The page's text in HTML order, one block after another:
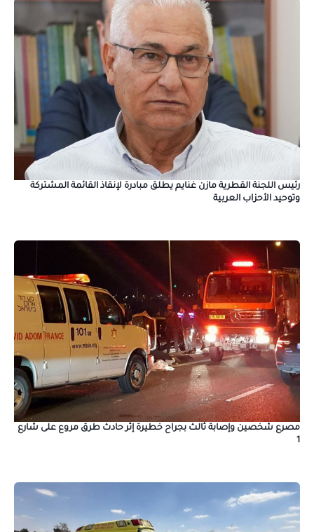
رئيس اللجنة القطرية مازن غنايم يطلق مبادرة لإنقاذ القائمة المشتركة
وتوحيد الأحزاب العربية
مصرع شخصين وإصابة ثالث بجراح خطيرة إثر حادث طرق مروع على شارع
1